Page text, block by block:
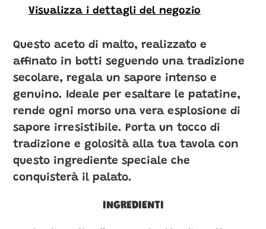
prodotto
carrello
Visualizza i dettagli del negozio
Questo aceto di malto, realizzato e
affinato in botti seguendo una tradizione
secolare, regala un sapore intenso e
genuino. Ideale per esaltare le patatine,
rende ogni morso una vera esplosione di
sapore irresistibile. Porta un tocco di
tradizione e golosità alla tua tavola con
questo ingrediente speciale che
conquisterà il palato.
INGREDIENTI